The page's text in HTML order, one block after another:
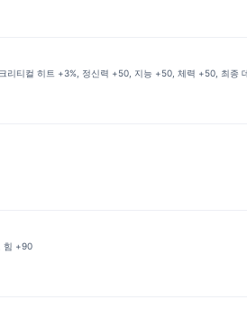
리티컬 히트 +3%, 정신력 +50, 지능 +50, 체력 +50, 최종
힘 +90